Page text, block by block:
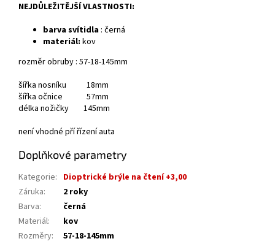
NEJDŮLEŽITĚJŠÍ VLASTNOSTI:
barva svítidla : černá
materiál: kov
rozměr obruby : 57-18-145mm
šířka nosníku 18mm
šířka očnice 57mm
délka nožičky 145mm
není vhodné pří řízení auta
Doplňkové parametry
Kategorie: Dioptrické brýle na čtení +3,00
Záruka:
2 roky
Barva:
černá
Materiál:
kov
Rozměry: 57-18-145mm